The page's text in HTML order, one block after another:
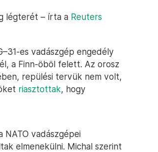
légterét – írta a Reuters
es vadászgép engedély
a Finn-öböl felett. Az orosz
repülési tervük nem volt,
riasztottak, hogy
NATO vadászgépei
elmenekülni. Michal szerint